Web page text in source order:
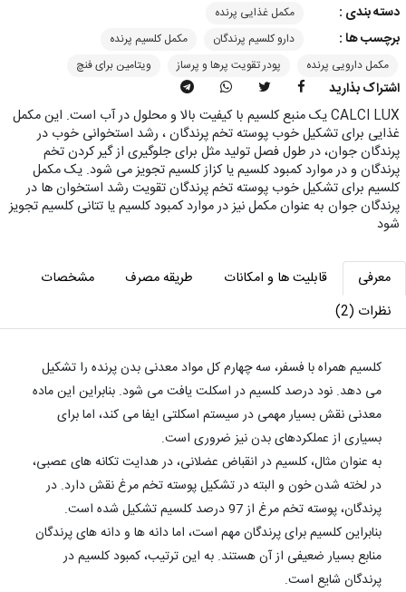
دسته بندی : مکمل غذایی پرنده
برچسب ها : دارو کلسیم پرندگان
مکمل کلسیم پرنده
مکمل دارویی پرنده
پودر تقویت پرها و پرساز ویتامین برای فنچ
اشتراک بذارید
CALCI LUX یک منبع کلسیم با کیفیت بالا و محلول در آب است. این مکمل
غذایی برای تشکیل خوب پوسته تخم پرندگان ، رشد استخوانی خوب در
پرندگان جوان، در طول فصل تولید مثل برای جلوگیری از گیر کردن تخم
پرندگان و در موارد کمبود کلسیم یا کزاز کلسیم تجویز می شود. یک مکمل
کلسیم برای تشکیل خوب پوسته تخم پرندگان تقویت رشد استخوان ها در
پرندگان جوان به عنوان مکمل نیز در موارد کمبود کلسیم یا تتانی کلسیم تجویز
شود
معرفی قابلیت ها و امکانات طریقه مصرف
مشخصات
نظرات (2)
کلسیم همراه با فسفر، سه چهارم کل مواد معدنی بدن پرنده را تشکیل
می دهد. نود درصد کلسیم در اسکلت یافت می شود. بنابراین این ماده
معدنی نقش بسیار مهمی در سیستم اسکلتی ایفا می کند، اما برای
بسیاری از عملکردهای بدن نیز ضروری است.
به عنوان مثال، کلسیم در انقباض عضلانی، در هدایت تکانه های عصبی،
در لخته شدن خون و البته در تشکیل پوسته تخم مرغ نقش دارد. در
پرندگان، پوسته تخم مرغ از 97 درصد کلسیم تشکیل شده است.
بنابراین کلسیم برای پرندگان مهم است، اما دانه ها و دانه های پرندگان
منابع بسیار ضعیفی از آن هستند. به این ترتیب، کمبود کلسیم در
پرندگان شایع است.